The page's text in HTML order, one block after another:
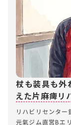
杖も装具も外
えた片麻痺リ
リハビリセンター
元氣ジム直営Bエ